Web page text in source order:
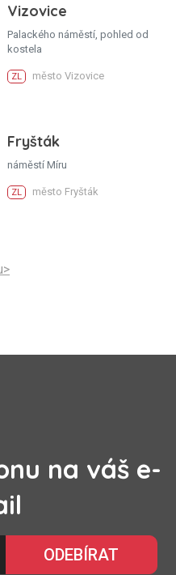
Vizovice
Palackého náměstí, pohled od
kostela
ZL město Vizovice
Fryšták
náměstí Míru
ZL město Fryšták
na váš e-
ODEBÍRAT